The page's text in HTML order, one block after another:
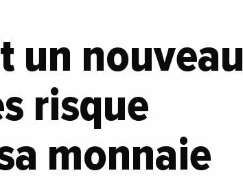
un nouveau
risque
monnaie